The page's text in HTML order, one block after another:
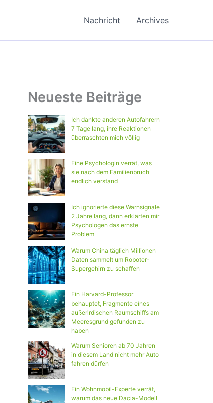
Nachricht Archives
Neueste Beiträge
Ich dankte anderen Autofahrern
7 Tage lang, ihre Reaktionen
überraschten mich völlig
Eine Psychologin verrät, was
sie nach dem Familienbruch
endlich verstand
Ich ignorierte diese Warnsignale
2 Jahre lang, dann erklärten mir
Psychologen das ernste
Problem
Warum China täglich Millionen
Daten sammelt um Roboter-
Supergehirn zu schaffen
Ein Harvard-Professor
behauptet, Fragmente eines
außerirdischen Raumschiffs am
Meeresgrund gefunden zu
haben
Warum Senioren ab 70 Jahren
in diesem Land nicht mehr Auto
fahren dürfen
Ein Wohnmobil-Experte verrät,
warum das neue Dacia-Modell